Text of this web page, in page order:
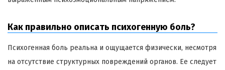
Как правильно описать психогенную боль?
Психогенная боль реальна и ощущается физически, несмотря
на отсутствие структурных повреждений органов. Ее следует